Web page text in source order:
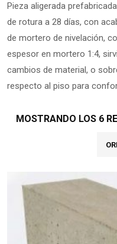
Pieza aligerada
de rotura a 28 días, con
de mortero de nivelación,
espesor en mortero 1:4,
cambios de material, o
respecto al piso para
MOSTRANDO LOS 6